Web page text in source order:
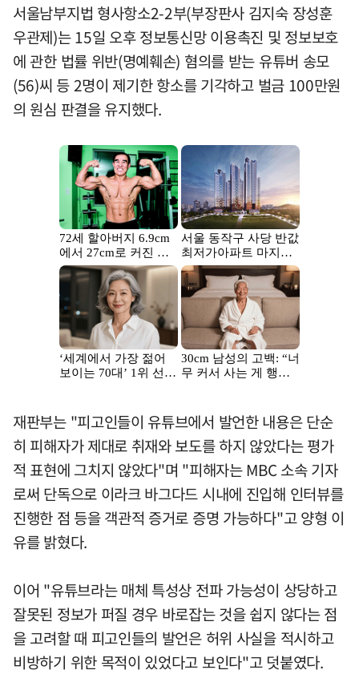
서울남부지법 형사항소2-2부(부장판사 김지숙 장성훈
우관제)는 15일 오후 정보통신망 이용촉진 및 정보보호
에 관한 법률 위반(명예훼손) 혐의를 받는 유튜버 송모
(56)씨 등 2명이 제기한 항소를 기각하고 벌금 100만원
의 원심 판결을 유지했다.
재판부는 "피고인들이 유튜브에서 발언한 내용은 단순
히 피해자가 제대로 취재와 보도를 하지 않았다는 평가
적 표현에 그치지 않았다"며 "피해자는 MBC 소속 기자
로써 단독으로 이라크 바그다드 시내에 진입해 인터뷰를
진행한 점 등을 객관적 증거로 증명 가능하다"고 양형 이
유를 밝혔다.
이어 "유튜브라는 매체 특성상 전파 가능성이 상당하고
잘못된 정보가 퍼질 경우 바로잡는 것을 쉽지 않다는 점
을 고려할 때 피고인들의 발언은 허위 사실을 적시하고
비방하기 위한 목적이 있었다고 보인다"고 덧붙였다.